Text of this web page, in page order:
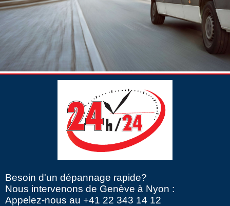
Besoin d'un dépannage rapide?
Nous intervenons de Genève à Nyon :
Appelez-nous au +41 22 343 14 12